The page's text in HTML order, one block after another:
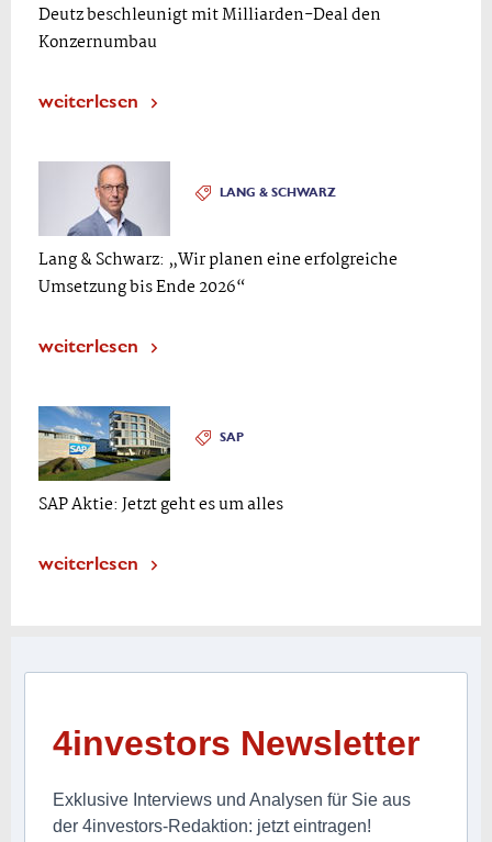
Deutz beschleunigt mit Milliarden-Deal den
Konzernumbau
weiterlesen
LANG & SCHWARZ
Lang & Schwarz: „Wir planen eine erfolgreiche
Umsetzung bis Ende 2026“
weiterlesen
SAP
SAP Aktie: Jetzt geht es um alles
weiterlesen
4investors Newsletter
Exklusive Interviews und Analysen für Sie aus
der 4investors-Redaktion: jetzt eintragen!